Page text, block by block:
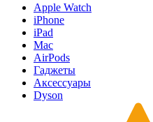
Apple Watch
iPhone
iPad
Mac
AirPods
Гаджеты
Аксессуары
Dyson